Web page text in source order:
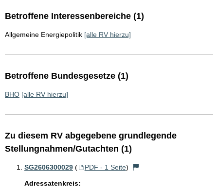
Betroffene Interessenbereiche (1)
Allgemeine Energiepolitik [alle RV hierzu]
Betroffene Bundesgesetze (1)
BHO [alle RV hierzu]
Zu diesem RV abgegebene grundlegende
Stellungnahmen/Gutachten (1)
SG2606300029 ( PDF - 1 Seite)
Adressatenkreis: